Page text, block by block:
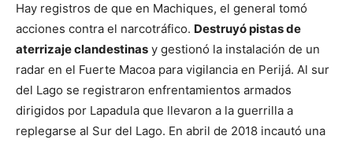
Hay registros de que en Machiques, el general tomó
acciones contra el narcotráfico. Destruyó pistas de
aterrizaje clandestinas y gestionó la instalación de un
radar en el Fuerte Macoa para vigilancia en Perijá. Al sur
del Lago se registraron enfrentamientos armados
dirigidos por Lapadula que llevaron a la guerrilla a
replegarse al Sur del Lago. En abril de 2018 incautó una